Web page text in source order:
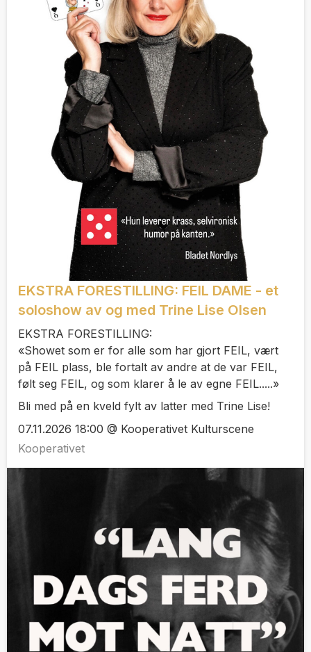
EKSTRA FORESTILLING: FEIL DAME - et
soloshow av og med Trine Lise Olsen
EKSTRA FORESTILLING:
«Showet som er for alle som har gjort FEIL, vært
på FEIL plass, ble fortalt av andre at de var FEIL,
følt seg FEIL, og som klarer å le av egne FEIL.....»
Bli med på en kveld fylt av latter med Trine Lise!
07.11.2026 18:00 @ Kooperativet Kulturscene
Kooperativet